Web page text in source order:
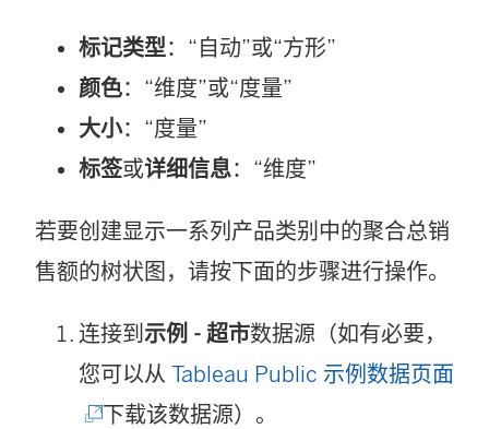
标记类型：“自动”或“方形”
颜色：“维度”或“度量”
大小：“度量”
标签或详细信息：“维度”
若要创建显示一系列产品类别中的聚合总销
售额的树状图，请按下面的步骤进行操作。
连接到示例 - 超市数据源（如有必要，
您可以从 Tableau Public 示例数据页面
下载该数据源）。